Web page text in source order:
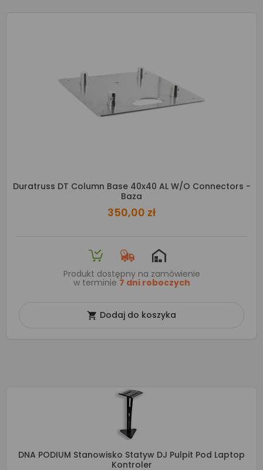
Duratruss DT Column Base 40x40 AL W/o Connectors -
Baza
350,00 zł
Produkt dostępny na zamówienie
w terminie 7 dni roboczych
 Dodaj do koszyka
DNA PODIUM Stanowisko Statyw DJ Pulpit Pod Laptop
Kontroler